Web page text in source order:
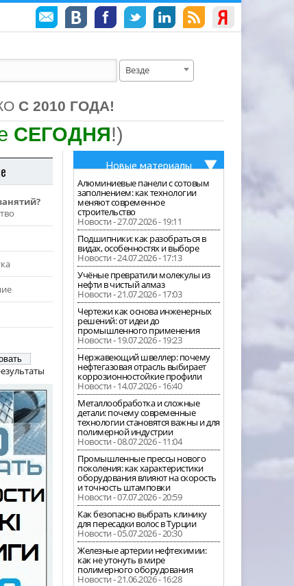
Везде
С 2010 ГОДА!
СЕГОДНЯ!)
Новые материалы
Алюминиевые панели с сотовым
заполнением: как технологии
меняют современное
строительство
Новости - 27.07.2026 - 19:11
Подшипники: как разобраться в
видах, особенностях и выборе
Новости - 24.07.2026 - 17:13
Учёные превратили молекулы из
нефти в чистый алмаз
Новости - 21.07.2026 - 17:03
Чертежи как основа инженерных
решений: от идеи до
промышленного применения
Новости - 19.07.2026 - 19:23
Нержавеющий швеллер: почему
нефтегазовая отрасль выбирает
коррозионностойкие профили
Новости - 14.07.2026 - 16:40
Металлообработка и сложные
детали: почему современные
технологии становятся важны и для
полимерной индустрии
Новости - 08.07.2026 - 11:04
Промышленные прессы нового
поколения: как характеристики
оборудования влияют на скорость
и точность штамповки
Новости - 07.07.2026 - 20:59
Как безопасно выбрать клинику
для пересадки волос в Турции
Новости - 05.07.2026 - 20:30
Железные артерии нефтехимии:
как не утонуть в мире
полимерного оборудования
Новости - 21.06.2026 - 16:28